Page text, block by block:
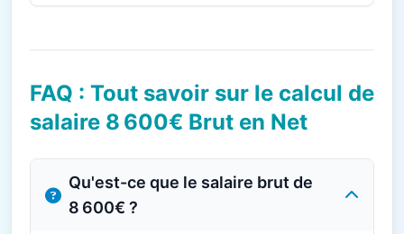
FAQ : Tout savoir sur le calcul de
salaire 8 600€ Brut en Net
Qu'est-ce que le salaire brut de
8 600€ ?